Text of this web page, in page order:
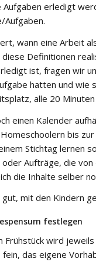
erledigt
Aufgaben.
wann eine Arbeit
Definitionen
ist, fragen wir
hatten und wie
alle 20
einen Kalender
bis
Stichtag lernen
oder Aufträge, die
die Inhalte selber
mit den Kindern
festlegen
Frühstück wird
das eigene